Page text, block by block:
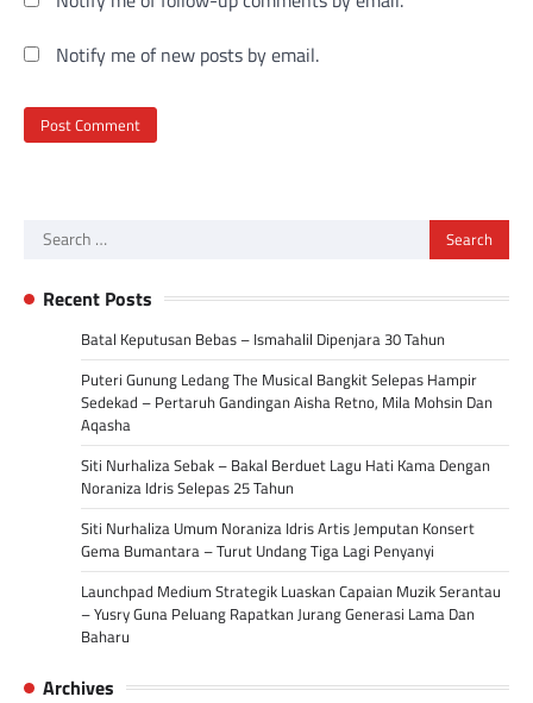
Notify me of new posts by email.
Search
Recent Posts
Batal Keputusan Bebas – Ismahalil Dipenjara 30 Tahun
Puteri Gunung Ledang The Musical Bangkit Selepas Hampir
Sedekad – Pertaruh Gandingan Aisha Retno, Mila Mohsin Dan
Aqasha
Siti Nurhaliza Sebak – Bakal Berduet Lagu Hati Kama Dengan
Noraniza Idris Selepas 25 Tahun
Siti Nurhaliza Umum Noraniza Idris Artis Jemputan Konsert
Gema Bumantara – Turut Undang Tiga Lagi Penyanyi
Launchpad Medium Strategik Luaskan Capaian Muzik Serantau
– Yusry Guna Peluang Rapatkan Jurang Generasi Lama Dan
Baharu
Archives